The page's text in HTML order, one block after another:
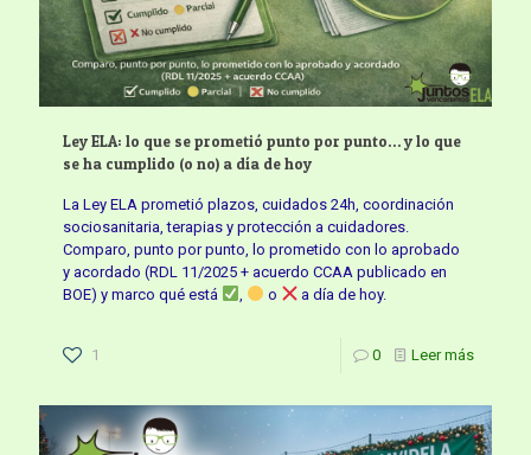
Ley ELA: lo que se prometió punto por punto… y lo que
se ha cumplido (o no) a día de hoy
La Ley ELA prometió plazos, cuidados 24h, coordinación
sociosanitaria, terapias y protección a cuidadores.
Comparo, punto por punto, lo prometido con lo aprobado
y acordado (RDL 11/2025 + acuerdo CCAA publicado en
BOE) y marco qué está
o a día de hoy.
1 0 Leer más